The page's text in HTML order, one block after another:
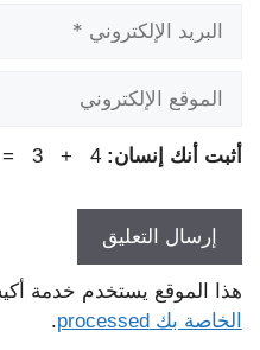
الإلكتروني
الإلكتروني
أثبت أنك إنسان:4 + 3 =
هذا الموقع يستخدم خدمة
الخاصة بك processed
.